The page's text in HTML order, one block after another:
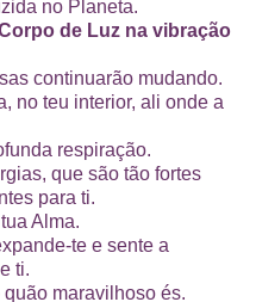
no Planeta.
de Luz na vibração
continuarão mudando.
no teu interior, ali onde a
respiração.
que são tão fortes
para ti.
Alma.
te e sente a
ti.
maravilhoso és.